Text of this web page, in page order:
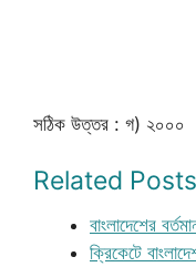
সঠিক উত্তর : গ) ২০০০
Related
বাংলাদেশের
ক্রিকেটে